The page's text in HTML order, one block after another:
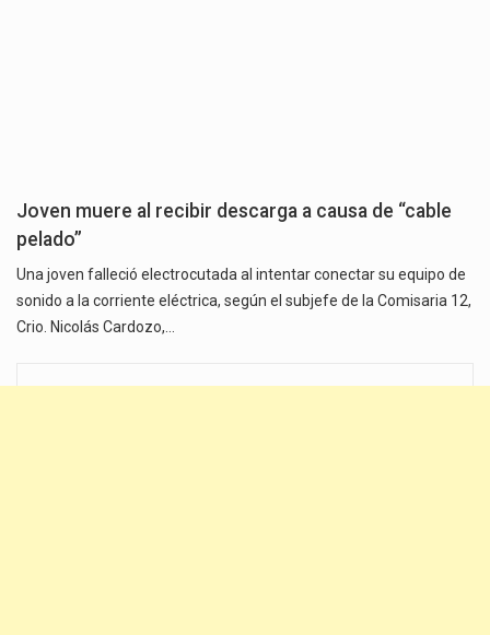
Joven muere al recibir descarga a causa de “cable
pelado”
Una joven falleció electrocutada al intentar conectar su equipo de
sonido a la corriente eléctrica, según el subjefe de la Comisaria 12,
Crio. Nicolás Cardozo,…